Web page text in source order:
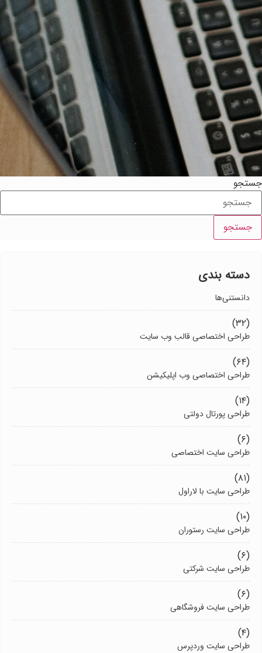
جستجو
جستجو
دسته بندی
دانستنی‌ها
(۳۲)
طراحی اختصاصی قالب وب سایت
(۶۴)
طراحی اختصاصی وب اپلیکیشن
(۱۴)
طراحی پورتال دولتی
(۶)
طراحی سایت اختصاصی
(۸۱)
طراحی سایت با لاراول
(۱۰)
طراحی سایت رستوران
(۶)
طراحی سایت شرکتی
(۶)
طراحی سایت فروشگاهی
(۴)
طراحی سایت وردپرس